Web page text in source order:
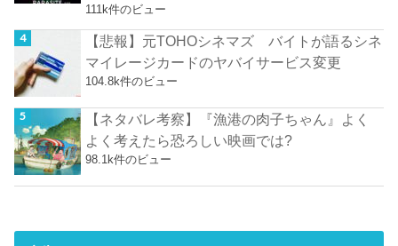
111k件のビュー
【悲報】元TOHOシネマズ バイトが語るシネ
マイレージカードのヤバイサービス変更
104.8k件のビュー
【ネタバレ考察】『漁港の肉子ちゃん』よく
よく考えたら恐ろしい映画では?
98.1k件のビュー